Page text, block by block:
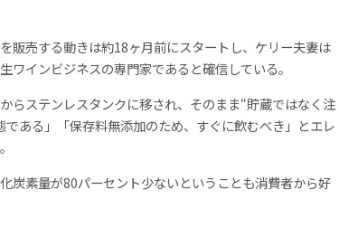
販売する動きは約18ヶ月前にスタートし、ケリー夫妻は
ワインビジネスの専門家であると確信している。
らステンレスタンクに移され、そのまま“貯蔵ではなく注
ある」「保存料無添加のため、すぐに飲むべき」とエレ
炭素量が80パーセント少ないということも消費者から好